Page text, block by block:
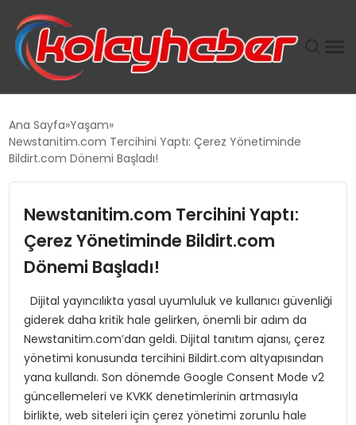
SUWEN’IN İSTIHDAM MODELI EKONOMIDE KADIN
TANYER YAPI ZEMIN MÜHENDISLIĞINDE HEDEF
BÜYÜTTÜ
TOROSLAR’DA PAZAR GERGİNLİĞİ!
Ana Sayfa Yaşam
Newstanitim.com Tercihini Yaptı: Çerez Yönetiminde
Bildirt.com Dönemi Başladı!
Newstanitim.com Tercihini Yaptı:
Çerez Yönetiminde Bildirt.com
Dönemi Başladı!
Dijital yayıncılıkta yasal uyumluluk ve kullanıcı güvenliği
giderek daha kritik hale gelirken, önemli bir adım da
Newstanitim.com’dan geldi. Dijital tanıtım ajansı, çerez
yönetimi konusunda tercihini Bildirt.com altyapısından
yana kullandı. Son dönemde Google Consent Mode v2
güncellemeleri ve KVKK denetimlerinin artmasıyla
birlikte, web siteleri için çerez yönetimi zorunlu hale